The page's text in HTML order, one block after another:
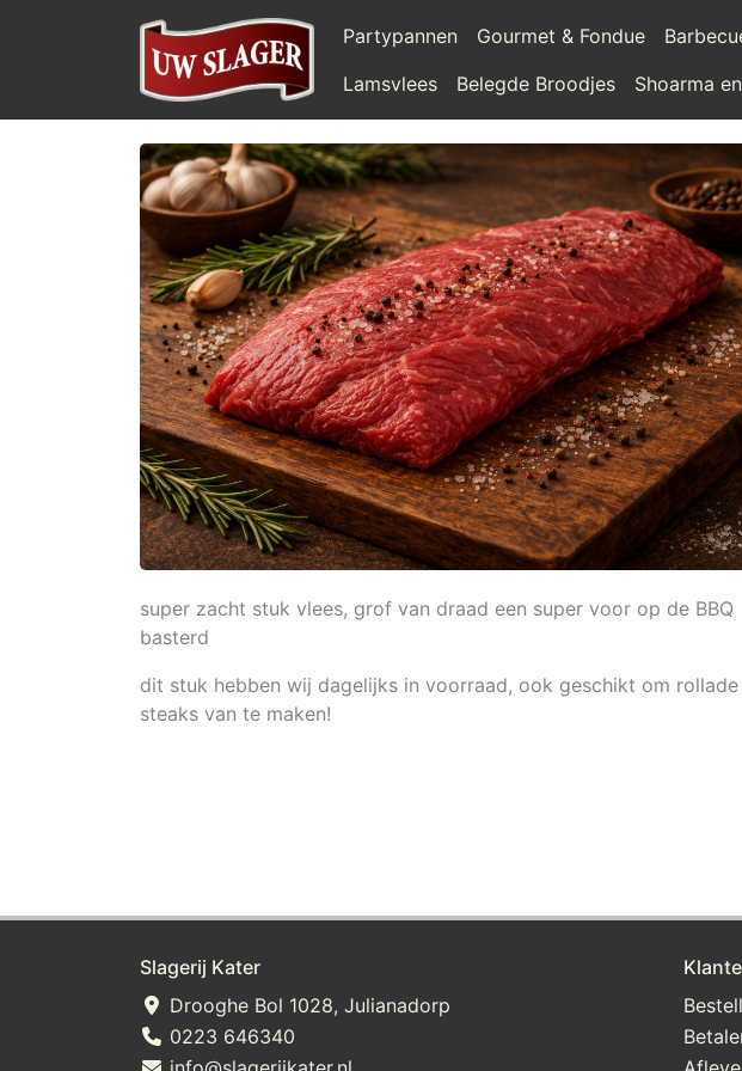
Partypannen Gourmet & Fondue
Lamsvlees
Belegde Broodjes Shoarma
super zacht stuk vlees, grof van draad een super voor op de BBQ
basterd
dit stuk hebben wij dagelijks in voorraad, ook geschikt om
steaks van te maken!
Slagerij Kater
Drooghe Bol 1028, Julianadorp
0223 646340